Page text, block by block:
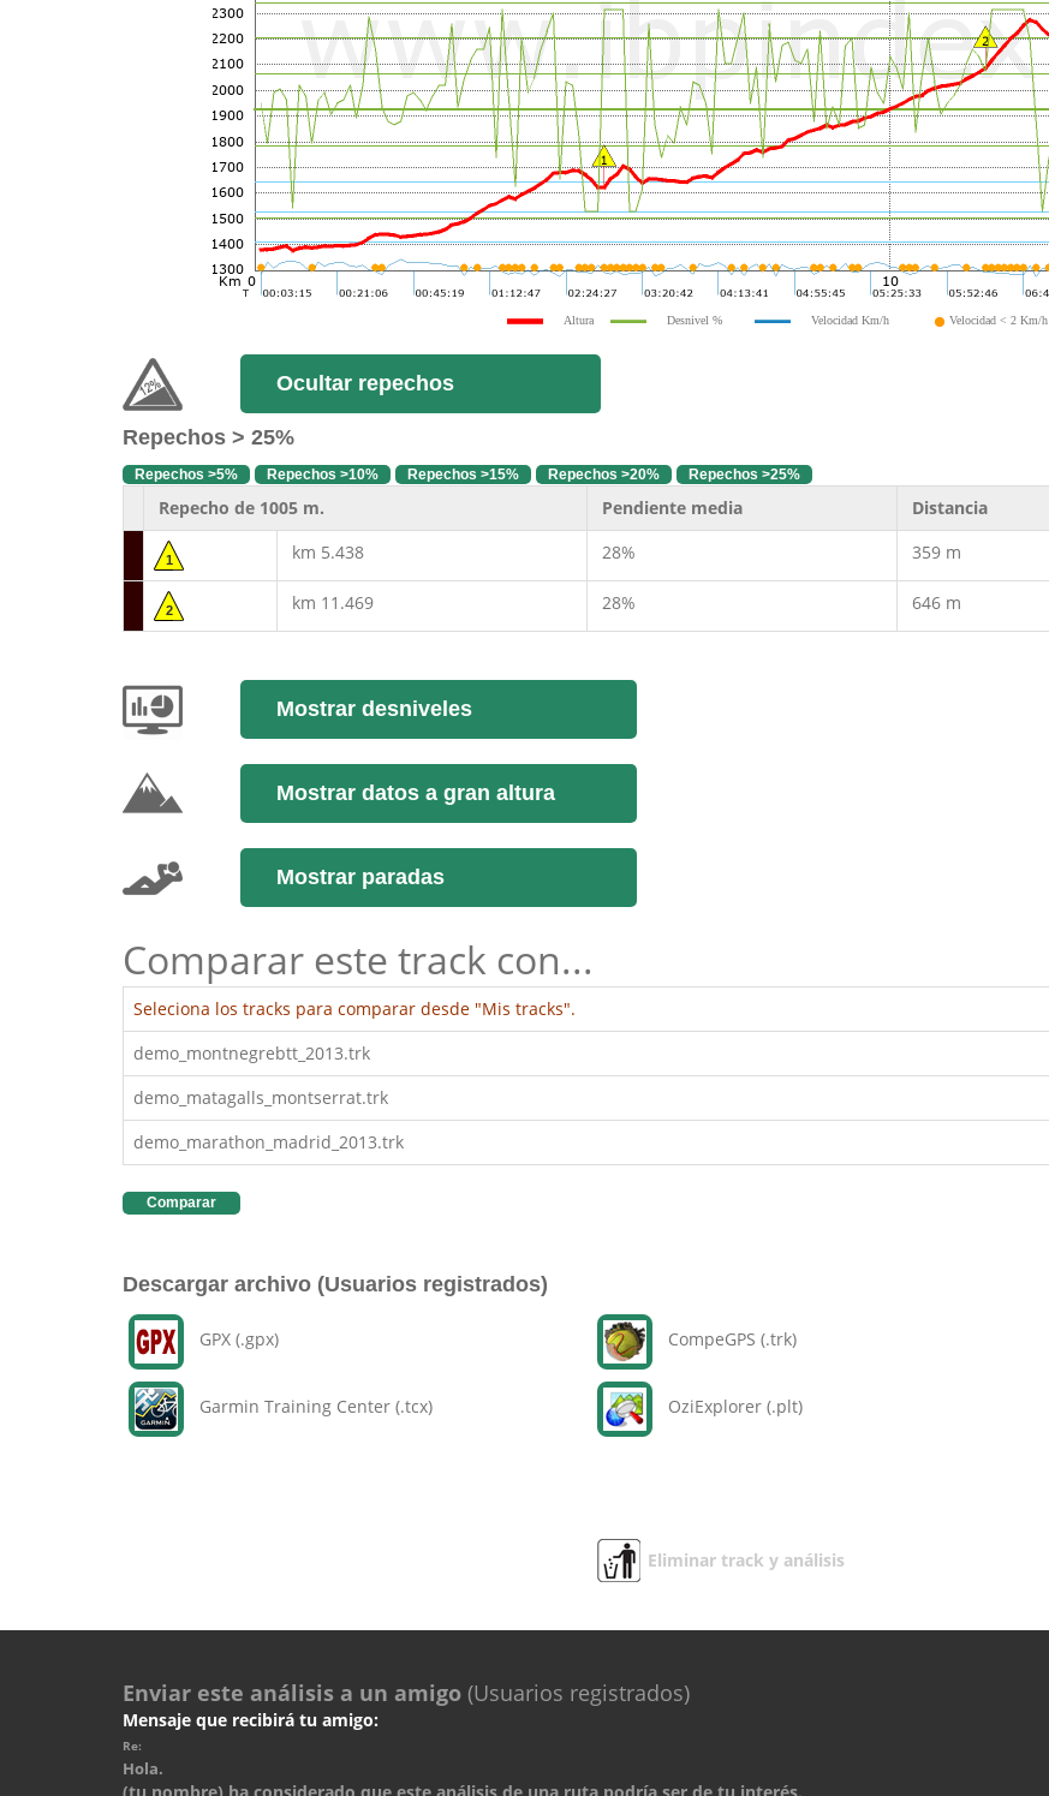
Altura Desnivel % Velocidad Km/h Velocidad < 2 Km/h
Ocultar repechos
Repechos > 25%
Repechos >5% Repechos >10% Repechos >15% Repechos >20% Repechos >25%
Repecho de 1005 m. Pendiente media Distancia
1 km 5.438 28% 359 m
2 km 11.469 28% 646 m
Mostrar desniveles
Mostrar datos a gran altura
Mostrar paradas
Comparar este track con...
Seleciona los tracks para comparar desde "Mis tracks".
demo_montnegrebtt_2013.trk
demo_matagalls_montserrat.trk
demo_marathon_madrid_2013.trk
Comparar
Descargar archivo (Usuarios registrados)
GPX (.gpx)
Garmin Training Center (.tcx)
CompeGPS (.trk)
OziExplorer (.plt)
Eliminar track y análisis
Enviar este análisis a un amigo (Usuarios registrados)
Mensaje que recibirá tu amigo:
Re:
Hola.